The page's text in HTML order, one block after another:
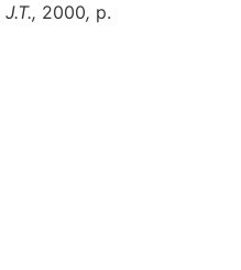
J.T., 2000, p.